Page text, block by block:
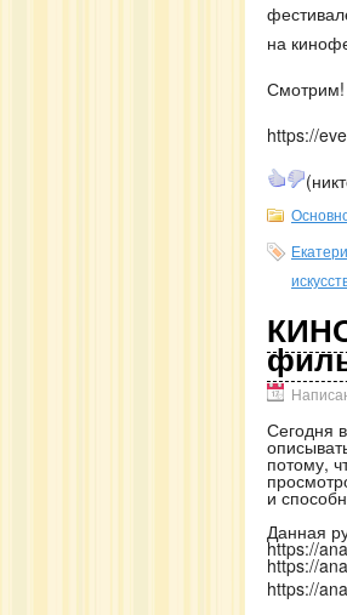
на
Смотрим!
https://
Сегодня
потому,
и
Данная
https://
https://
https://